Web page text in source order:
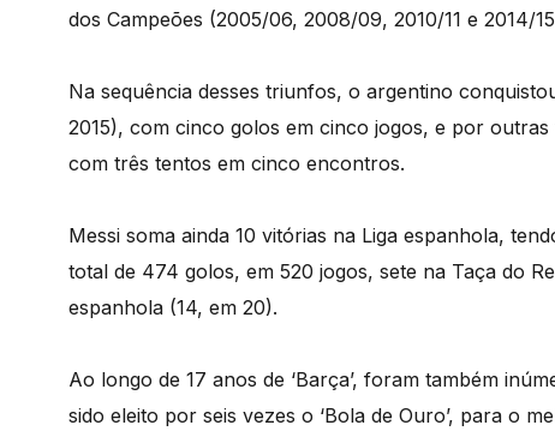
dos Campeões (2005/06, 2008/09, 2010/11 e 2014/
Na sequência desses triunfos, o argentino
2015), com cinco golos em cinco jogos, e por
com três tentos em cinco encontros.
Messi soma ainda 10 vitórias na Liga espanhola,
total de 474 golos, em 520 jogos, sete na Taça do
espanhola (14, em 20).
Ao longo de 17 anos de ‘Barça’, foram também
sido eleito por seis vezes o ‘Bola de Ouro’, para o